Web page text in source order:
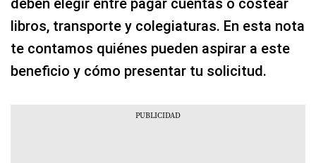
libros, transporte y colegiaturas. En esta nota
te contamos quiénes pueden aspirar a este
beneficio y cómo presentar tu solicitud.